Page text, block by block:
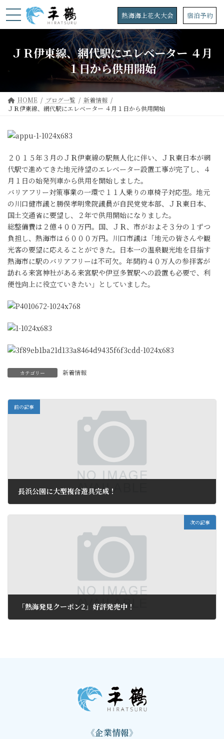
ン
プ
ビ
動
熱海海上花火大会 宿泊予約
ＪＲ伊東線、網代駅にエレベーター ４月
１日から供用開始
HOME ブログ一覧
新着情報
ＪＲ伊東線、網代駅にエレベーター ４月１日から供用開始
２０１５年３月のＪＲ伊東線の駅無人化に伴い、ＪＲ東日本が網
代駅で進めてきた地元待望のエレベーター設置工事が完了し、４
月１日の始発列車から供用を開始しました。
バリアフリー対策事業の一環で１１人乗りの車椅子対応型。地元
の川口健市議と勝俣孝明衆院議員が自民党党本部、ＪＲ東日本、
国土交通省に要望し、２年で供用開始になりました。
総整備費は２億４００万円。国、ＪＲ、市がおよそ３分の１ずつ
負担し、熱海市は６０００万円。川口市議は「地元の皆さんや観
光客の要望に応えることができた。日本一の温泉観光地を目指す
熱海市に駅のバリアフリーは不可欠。年間約４０万人の参拝客が
訪れる来宮神社がある来宮駅や伊豆多賀駅への設置も必要で、利
便性向上に役立ていきたい」としていました。
カテゴリー 新着情報
前の記事
長浜公園に大型複合遊具完成！
次の記事
「熱海発見クーポン2」好評発売中！
《企業情報》